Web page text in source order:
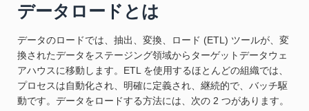
データロードとは
データのロードでは、抽出、変換、ロード (ETL) ツールが、変
換されたデータをステージング領域からターゲットデータウェ
アハウスに移動します。ETL を使用するほとんどの組織では、
プロセスは自動化され、明確に定義され、継続的で、バッチ駆
動です。データをロードする方法には、次の 2 つがあります。